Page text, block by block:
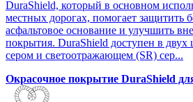
DuraShield, который в основном
местных дорогах, помогает защитить
асфальтовое основание и улучшить
покрытия. DuraShield доступен в двух
сером и светоотражающем (SR) сер...
Окрасочное покрытие DuraShield